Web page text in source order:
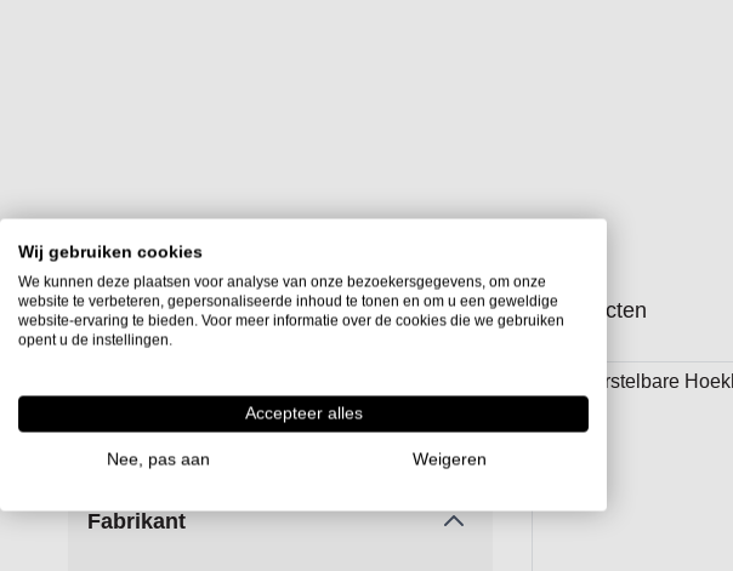
Filter op
Stukprijs
€ 0,00-€ 99,99
(5)
€ 100,00en hoger (1)
Fabrikant
6producten
Wij gebruiken cookies
We kunnen deze plaatsen voor analyse van onze bezoekersgegevens, om onze
website te verbeteren, gepersonaliseerde inhoud te tonen en om u een geweldige
website-ervaring te bieden. Voor meer informatie over de cookies die we gebruiken
opent u de instellingen.
Accepteer alles
Nee, pas aan Weigeren